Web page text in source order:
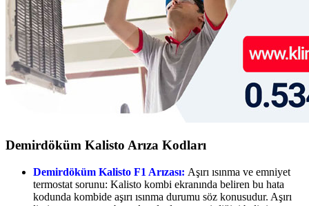
Demirdöküm Kalisto Arıza Kodları
Demirdöküm Kalisto F1 Arızası: Aşırı ısınma ve emniyet
termostat sorunu: Kalisto kombi ekranında beliren bu hata
kodunda kombide aşırı ısınma durumu söz konusudur. Aşırı